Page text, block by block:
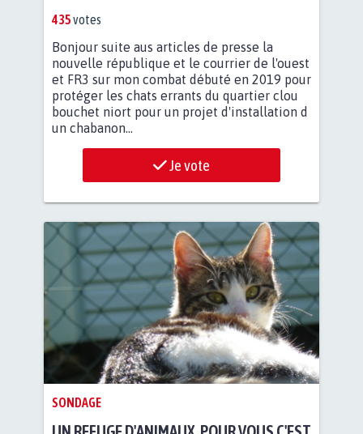
435votes
Bonjour suite aus articles de presse la
nouvelle république et le courrier de l'ouest
et FR3 sur mon combat débuté en 2019 pour
protéger les chats errants du quartier clou
bouchet niort pour un projet d'installation d
un chabanon...
Je vote
SONDAGE